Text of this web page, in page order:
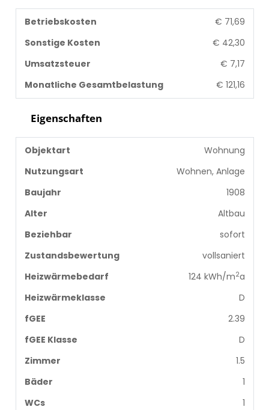
Betriebskosten
€ 71,69
Sonstige Kosten
€ 42,30
Umsatzsteuer
€ 7,17
Monatliche Gesamtbelastung
€ 121,16
Eigenschaften
Objektart
Wohnung
Nutzungsart
Wohnen, Anlage
Baujahr
1908
Alter
Altbau
Beziehbar
sofort
Zustandsbewertung
vollsaniert
Heizwärmebedarf
124 kWh/m2a
Heizwärmeklasse
D
fGEE
2.39
fGEE Klasse
D
Zimmer
1.5
Bäder
1
WCs
1